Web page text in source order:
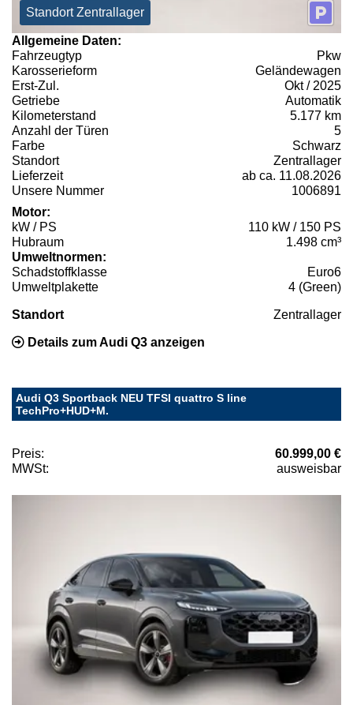
Standort Zentrallager
Allgemeine Daten:
Fahrzeugtyp
Pkw
Karosserieform
Geländewagen
Erst-Zul.
Okt / 2025
Getriebe
Automatik
Kilometerstand
5.177 km
Anzahl der Türen
5
Farbe
Schwarz
Standort
Zentrallager
Lieferzeit
ab ca. 11.08.2026
Unsere Nummer
1006891
Motor:
kW / PS
110 kW / 150 PS
Hubraum
1.498 cm³
Umweltnormen:
Schadstoffklasse
Euro6
Umweltplakette
4 (Green)
Standort Zentrallager
Details zum Audi Q3 anzeigen
Audi Q3 Sportback NEU TFSI quattro S line
TechPro+HUD+M.
Preis:
60.999,00 €
MWSt:
ausweisbar